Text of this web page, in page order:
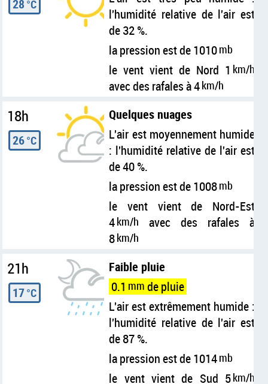
28 °C
l'humidité relative de l'air est
de 32 %.
la pression est de 1010mb
le vent vient de Nord 1 km/h
avec des rafales à 4km/h
18h
26°C
Quelques nuages
L'air est moyennement humide
: l'humidité relative de l'air est
de 40 %.
la pression est de 1008mb
le vent vient de Nord-Est
4km/h
avec des rafales à
8km/h
21h
17°C
Faible pluie
0.1 mm de pluie
L'air est extrêmement humide :
l'humidité relative de l'air est
de 87 %.
la pression est de 1014mb
le vent vient de Sud 5km/h